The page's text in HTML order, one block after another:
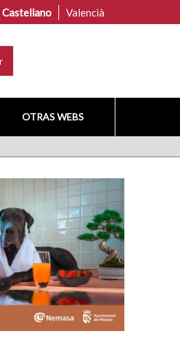
Castellano Valencià
OTRAS WEBS